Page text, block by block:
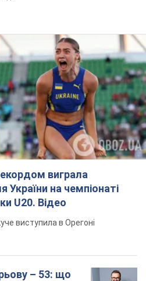
виграла
України на чемпіонаті
U20. Відео
виступила в Орегоні
– 53: що